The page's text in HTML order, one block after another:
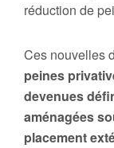
réduction de
Ces nouvelles
peines
devenues
aménagées
placement